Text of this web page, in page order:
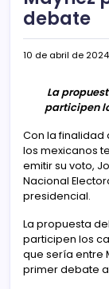
debate
10 de abril de 2024
La
participen
Con la finalidad
los mexicanos
emitir su voto,
Nacional
presidencial.
La propuesta
participen los
que sería entre
primer debate